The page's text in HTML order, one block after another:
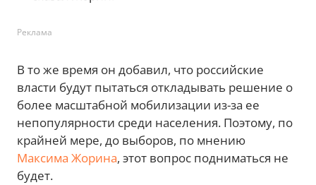
Реклама
В то же время он добавил, что российские
власти будут пытаться откладывать решение о
более масштабной мобилизации из-за ее
непопулярности среди населения. Поэтому, по
крайней мере, до выборов, по мнению
Максима Жорина, этот вопрос подниматься не
будет.